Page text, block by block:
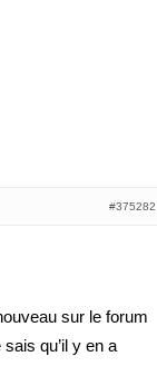
#375282
sur le forum
qu’il y en a